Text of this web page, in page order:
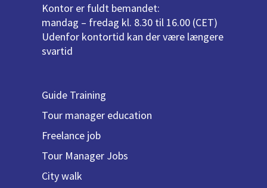
Kontor er fuldt bemandet:
mandag – fredag kl. 8.30 til 16.00 (CET)
Udenfor kontortid kan der være længere
svartid
Guide Training
Tour manager education
Freelance job
Tour Manager Jobs
City walk